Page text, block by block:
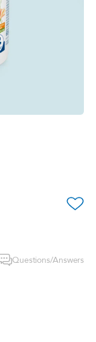
favorite_border
Questions/Answers